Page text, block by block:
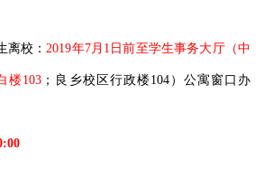
离校：2019年7月1日前至学生事务大厅（中
楼103 ；良乡校区行政楼104）公寓窗口办